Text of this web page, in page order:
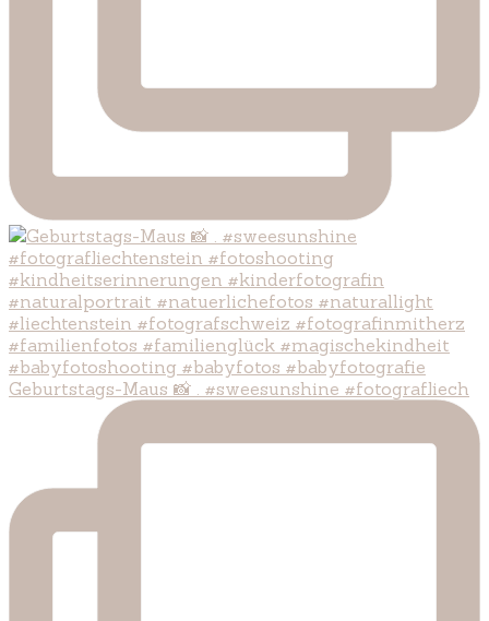
Geburtstags-Maus 📸 . #sweesunshine #fotografliech